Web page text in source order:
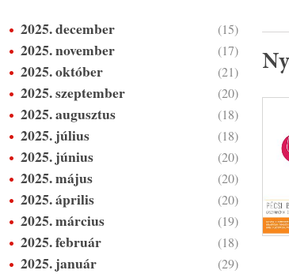
2025. december (15)
2025. november (17)
2025. október (21)
2025. szeptember (20)
2025. augusztus (18)
2025. július (18)
2025. június (20)
2025. május (20)
2025. április (20)
2025. március (19)
2025. február (18)
2025. január (29)